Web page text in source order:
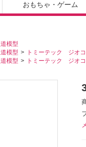
おもちゃ・ゲーム
模型
模型
トミーテック ジオ
模型 トミーテック ジオ